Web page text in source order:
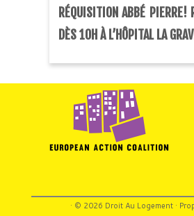
RÉQUISITION ABBÉ PIERRE!
DÈS 10H À L’HÔPITAL LA
· © 2026 Droit Au Logement·